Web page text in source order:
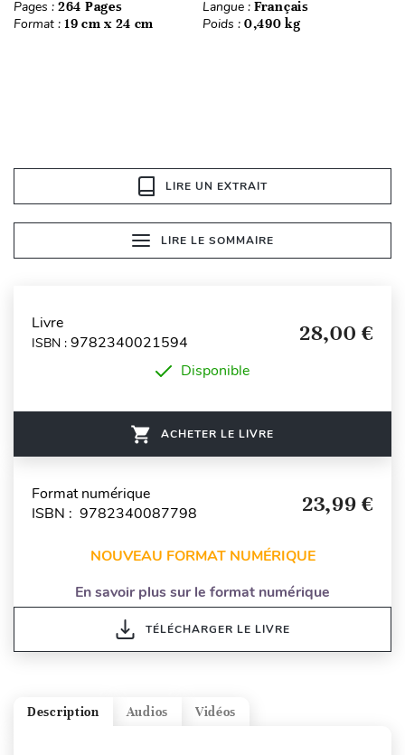
Pages : 264 Pages Langue : Français
Format : 19 cm x 24 cm Poids : 0,490 kg
LIRE UN EXTRAIT
LIRE LE SOMMAIRE
Livre
ISBN : 9782340021594 28,00 €
Disponible
ACHETER LE LIVRE
Format numérique
ISBN : 9782340087798
23,99 €
NOUVEAU FORMAT NUMÉRIQUE
En savoir plus sur le format numérique
TÉLÉCHARGER LE LIVRE
Vidéos
Audios
Description